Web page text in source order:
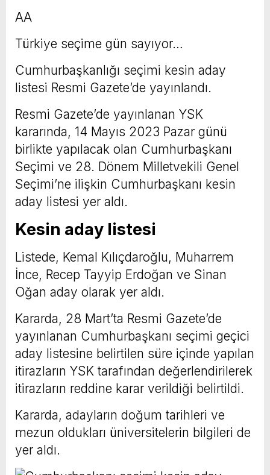
AA
Türkiye seçime gün sayıyor…
Cumhurbaşkanlığı seçimi kesin aday
listesi Resmi Gazete’de yayınlandı.
Resmi Gazete’de yayınlanan YSK
kararında, 14 Mayıs 2023 Pazar günü
birlikte yapılacak olan Cumhurbaşkanı
Seçimi ve 28. Dönem Milletvekili Genel
Seçimi’ne ilişkin Cumhurbaşkanı kesin
aday listesi yer aldı.
Kesin aday listesi
Listede, Kemal Kılıçdaroğlu, Muharrem
İnce, Recep Tayyip Erdoğan ve Sinan
Oğan aday olarak yer aldı.
Kararda, 28 Mart’ta Resmi Gazete’de
yayınlanan Cumhurbaşkanı seçimi geçici
aday listesine belirtilen süre içinde yapılan
itirazların YSK tarafından değerlendirilerek
itirazların reddine karar verildiği belirtildi.
Kararda, adayların doğum tarihleri ve
mezun oldukları üniversitelerin bilgileri de
yer aldı.